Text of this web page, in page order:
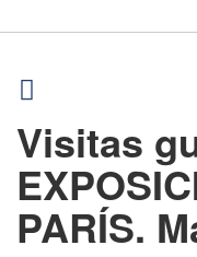
Visitas
PARÍS.